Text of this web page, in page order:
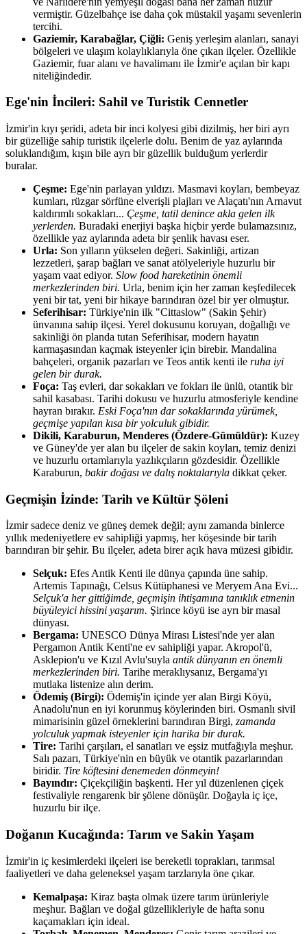
vermiştir. Güzelbahçe ise daha çok müstakil yaşamı sevenlerin
tercihi.
Gaziemir, Karabağlar, Çiğli: Geniş yerleşim alanları, sanayi
bölgeleri ve ulaşım kolaylıklarıyla öne çıkan ilçeler. Özellikle
Gaziemir, fuar alanı ve havalimanı ile İzmir'e açılan bir kapı
niteliğindedir.
Ege'nin İncileri: Sahil ve Turistik Cennetler
İzmir'in kıyı şeridi, adeta bir inci kolyesi gibi dizilmiş, her biri ayrı
bir güzelliğe sahip turistik ilçelerle dolu. Benim de yaz aylarında
soluklandığım, kışın bile ayrı bir güzellik bulduğum yerlerdir
buralar.
Çeşme: Ege'nin parlayan yıldızı. Masmavi koyları, bembeyaz
kumları, rüzgar sörfüne elverişli plajları ve Alaçatı'nın Arnavut
kaldırımlı sokakları... Çeşme, tatil denince akla gelen ilk
yerlerden. Buradaki enerjiyi başka hiçbir yerde bulamazsınız,
özellikle yaz aylarında adeta bir şenlik havası eser.
Urla: Son yılların yükselen değeri. Sakinliği, artizan
lezzetleri, şarap bağları ve sanat atölyeleriyle huzurlu bir
yaşam vaat ediyor. Slow food hareketinin önemli
merkezlerinden biri. Urla, benim için her zaman keşfedilecek
yeni bir tat, yeni bir hikaye barındıran özel bir yer olmuştur.
Seferihisar: Türkiye'nin ilk "Cittaslow" (Sakin Şehir)
ünvanına sahip ilçesi. Yerel dokusunu koruyan, doğallığı ve
sakinliği ön planda tutan Seferihisar, modern hayatın
karmaşasından kaçmak isteyenler için birebir. Mandalina
bahçeleri, organik pazarları ve Teos antik kenti ile ruha iyi
gelen bir durak.
Foça: Taş evleri, dar sokakları ve fokları ile ünlü, otantik bir
sahil kasabası. Tarihi dokusu ve huzurlu atmosferiyle kendine
hayran bırakır. Eski Foça'nın dar sokaklarında yürümek,
geçmişe yapılan kısa bir yolculuk gibidir.
Dikili, Karaburun, Menderes (Özdere-Gümüldür): Kuzey
ve Güney'de yer alan bu ilçeler de sakin koyları, temiz denizi
ve huzurlu ortamlarıyla yazlıkçıların gözdesidir. Özellikle
Karaburun, bakir doğası ve dalış noktalarıyla dikkat çeker.
Geçmişin İzinde: Tarih ve Kültür Şöleni
İzmir sadece deniz ve güneş demek değil; aynı zamanda binlerce
yıllık medeniyetlere ev sahipliği yapmış, her köşesinde bir tarih
barındıran bir şehir. Bu ilçeler, adeta birer açık hava müzesi gibidir.
Selçuk: Efes Antik Kenti ile dünya çapında üne sahip.
Artemis Tapınağı, Celsus Kütüphanesi ve Meryem Ana Evi...
Selçuk'a her gittiğimde, geçmişin ihtişamına tanıklık etmenin
büyüleyici hissini yaşarım. Şirince köyü ise ayrı bir masal
dünyası.
Bergama: UNESCO Dünya Mirası Listesi'nde yer alan
Pergamon Antik Kenti'ne ev sahipliği yapar. Akropol'ü,
Asklepion'u ve Kızıl Avlu'suyla antik dünyanın en önemli
merkezlerinden biri. Tarihe meraklıysanız, Bergama'yı
mutlaka listenize alın derim.
Ödemiş (Birgi): Ödemiş'in içinde yer alan Birgi Köyü,
Anadolu'nun en iyi korunmuş köylerinden biri. Osmanlı sivil
mimarisinin güzel örneklerini barındıran Birgi, zamanda
yolculuk yapmak isteyenler için harika bir durak.
Tire: Tarihi çarşıları, el sanatları ve eşsiz mutfağıyla meşhur.
Salı pazarı, Türkiye'nin en büyük ve otantik pazarlarından
biridir. Tire köftesini denemeden dönmeyin!
Bayındır: Çiçekçiliğin başkenti. Her yıl düzenlenen çiçek
festivaliyle rengarenk bir şölene dönüşür. Doğayla iç içe,
huzurlu bir ilçe.
Doğanın Kucağında: Tarım ve Sakin Yaşam
İzmir'in iç kesimlerdeki ilçeleri ise bereketli toprakları, tarımsal
faaliyetleri ve daha geleneksel yaşam tarzlarıyla öne çıkar.
Kemalpaşa: Kiraz başta olmak üzere tarım ürünleriyle
meşhur. Bağları ve doğal güzellikleriyle de hafta sonu
kaçamakları için ideal.